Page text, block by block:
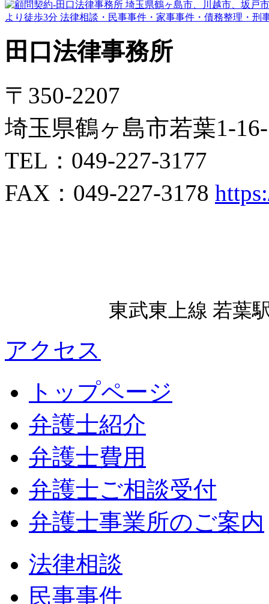
田口法律事務所
〒350-2207
埼玉県鶴ヶ島市若葉1-
TEL：049-227-3177
FAX：049-227-3178
東武東上線 若葉
アクセス
トップページ
弁護士紹介
弁護士費用
弁護士ご相談受付
弁護士事業所のご案内
法律相談
民事事件